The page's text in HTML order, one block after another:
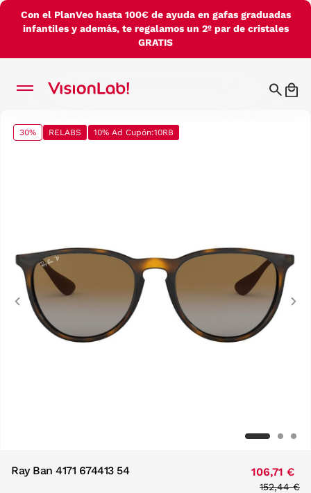
Con el PlanVeo hasta 100€ de ayuda en gafas graduadas
infantiles y además, te regalamos un 2º par de cristales
GRATIS
30% RELABS 10% Ad Cupón:10RB
Previous
Ray Ban 4171 674413 54 106,71 €
Price
152,44 €